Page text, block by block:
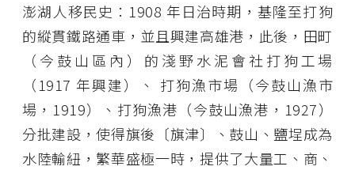
澎湖人移民史：1908 年日治時期，基隆至打狗
的縱貫鐵路通車，並且興建高雄港，此後，田町
（今鼓山區內）的淺野水泥會社打狗工場
（1917 年興建）、 打狗漁市場（今鼓山漁市
場，1919）、打狗漁港（今鼓山漁港，1927）
分批建設，使得旗後〔旗津〕、鼓山、鹽埕成為
水陸輸紐，繁華盛極一時，提供了大量工、商、